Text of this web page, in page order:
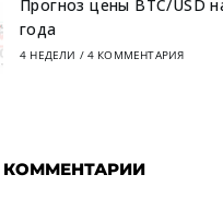
Прогноз цены BTC/USD
года
4 НЕДЕЛИ / 4 КОММЕНТАРИЯ